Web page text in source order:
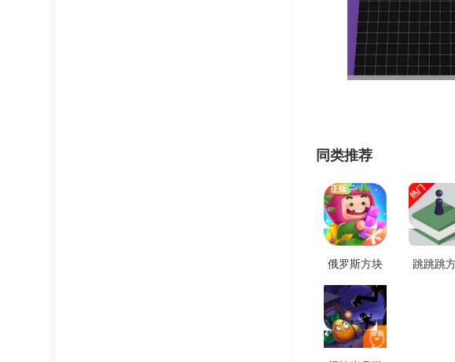
同类推荐
俄罗斯方块
环游记游戏
无广告版
V1.86001.145071
跳跳跳